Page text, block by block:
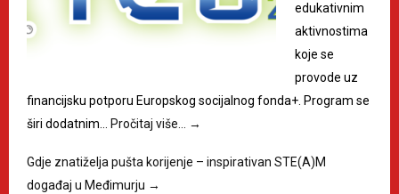
edukativnim
aktivnostima
koje se
provode uz
financijsku potporu Europskog socijalnog fonda+. Program se
širi dodatnim…
Pročitaj više… →
Gdje znatiželja pušta korijenje – inspirativan STE(A)M
događaj u Međimurju →